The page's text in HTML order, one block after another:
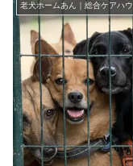
老犬ホームあん｜総合ケアハ